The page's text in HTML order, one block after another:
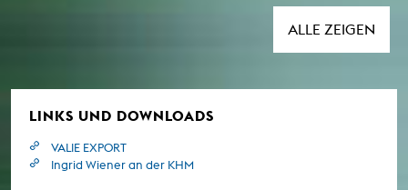
Protagonist*innen aus Salvador da Bahia
ALLE ZEIGEN
LINKS UND DOWNLOADS
VALIE EXPORT
Ingrid Wiener an der KHM